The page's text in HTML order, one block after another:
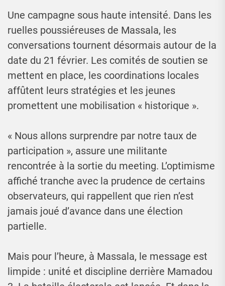
Une campagne sous haute intensité. Dans les
ruelles poussiéreuses de Massala, les
conversations tournent désormais autour de la
date du 21 février. Les comités de soutien se
mettent en place, les coordinations locales
affûtent leurs stratégies et les jeunes
promettent une mobilisation « historique ».
« Nous allons surprendre par notre taux de
participation », assure une militante
rencontrée à la sortie du meeting. L’optimisme
affiché tranche avec la prudence de certains
observateurs, qui rappellent que rien n’est
jamais joué d’avance dans une élection
partielle.
Mais pour l’heure, à Massala, le message est
limpide : unité et discipline derrière Mamadou